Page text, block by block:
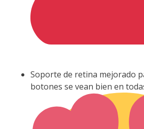
Soporte de retina mejorado
botones se vean bien en